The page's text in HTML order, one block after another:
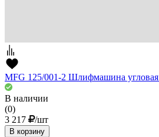
MFG 125/001-2 Шлифмашина
В наличии
(0)
3 217
/шт
В корзину